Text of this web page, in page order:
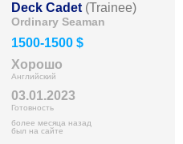
Deck Cadet (Trainee)
Ordinary Seaman
1500-1500 $
Хорошо
Английский
03.01.2023
Готовность
более месяца назад
был на сайте